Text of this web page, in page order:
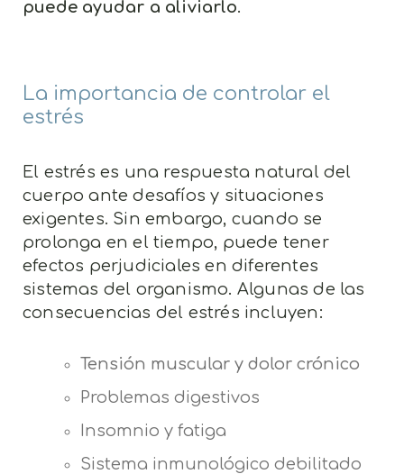
puede ayudar a aliviarlo.
La importancia de controlar el
estrés
El estrés es una respuesta natural del
cuerpo ante desafíos y situaciones
exigentes. Sin embargo, cuando se
prolonga en el tiempo, puede tener
efectos perjudiciales en diferentes
sistemas del organismo. Algunas de las
consecuencias del estrés incluyen:
Tensión muscular y dolor crónico
Problemas digestivos
Insomnio y fatiga
Sistema inmunológico debilitado